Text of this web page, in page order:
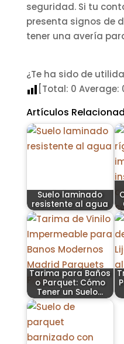
seguridad. Si tu
presenta signos de
tener una avería
¿Te ha sido de
[Total: 0 Average:
Artículos
Suelo laminado
resistente al agua
Tarima para Baños
o Parquet: Cómo
Tener un Suelo…